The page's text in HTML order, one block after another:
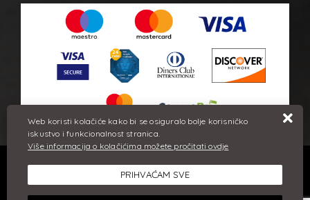
što bolji i točniji opis i sliku. Unatoč tome, ne možemo
garantirati da su svi navedeni podaci i slike u potpunosti točni.
Web koristi kolačiće kako bi se osiguralo bolje korisničko
iskustvo i funkcionalnost stranica.
Više informacija o kolačićima možete pročitati ovdje
PRIHVAĆAM SVE